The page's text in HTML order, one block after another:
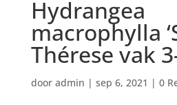
Hydrangea
macrophylla
Thérese vak
door admin | sep 6, 2021 | 0